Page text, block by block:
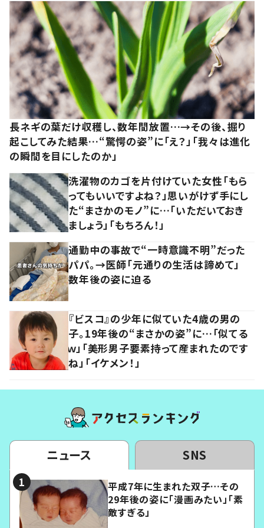
長ネギの葉だけ収穫し、数年間放置…→その後、掘り
起こしてみた結果…“驚愕の姿”に「え？」「我々は進化
の瞬間を目にしたのか」
洗濯物のカゴを片付けていた女性「もら
ってもいいですよね？」思いがけず手にし
た“まさかのモノ”に…「いただいておき
ましょう」「もちろん！」
通勤中の事故で“一時意識不明”だった
パパ。→医師「元通りの生活は諦めて」
数年後の姿に迫る
『ビスコ』の少年に似ていた4歳の男の
子。19年後の“まさかの姿”に…「似てる
ｗ」「美形男子要素持って産まれたのです
ね」「イケメン！」
ニュース SNS
平成7年に生まれた双子…その
29年後の姿に「漫画みたい」「素
敵すぎる」